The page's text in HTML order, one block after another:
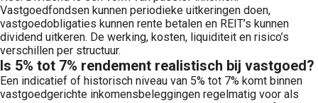
Vastgoedfondsen kunnen periodieke uitkeringen doen,
vastgoedobligaties kunnen rente betalen en REIT’s kunnen
dividend uitkeren. De werking, kosten, liquiditeit en risico’s
verschillen per structuur.
Is 5% tot 7% rendement realistisch bij vastgoed?
Een indicatief of historisch niveau van 5% tot 7% komt binnen
vastgoedgerichte inkomensbeleggingen regelmatig voor als